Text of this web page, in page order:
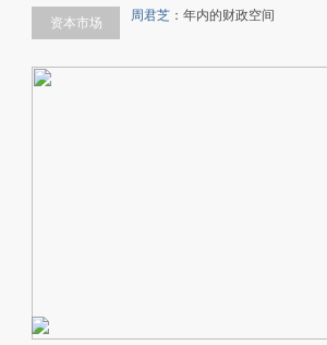
资本市场 周君芝 ： 年内的财政空间